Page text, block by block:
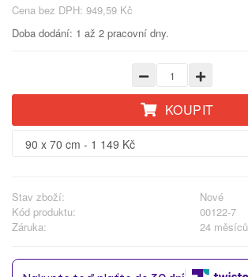
Cena bez DPH: 949,59 Kč
Doba dodání: 1 až 2 pracovní dny.
KOUPIT
Stav zboží:
Nové
Kód produktu:
00122-7
Záruka:
24 měsíců